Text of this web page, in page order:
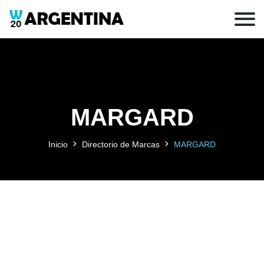
MARGARD
Inicio Directorio de Marcas MARGARD